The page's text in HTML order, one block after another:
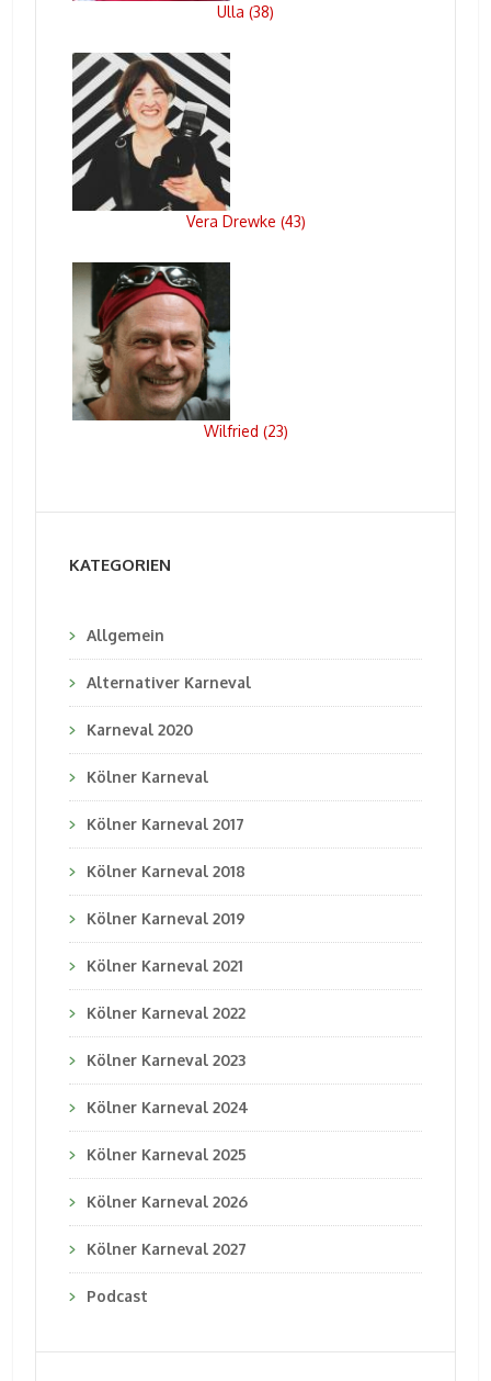
Ulla (38)
Vera Drewke (43)
Wilfried (23)
KATEGORIEN
Allgemein
Alternativer Karneval
Karneval 2020
Kölner Karneval
Kölner Karneval 2017
Kölner Karneval 2018
Kölner Karneval 2019
Kölner Karneval 2021
Kölner Karneval 2022
Kölner Karneval 2023
Kölner Karneval 2024
Kölner Karneval 2025
Kölner Karneval 2026
Kölner Karneval 2027
Podcast